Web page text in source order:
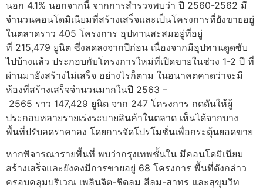
นอก 4.1% นอกจากนี้ จากการสำรวจพบว่า ปี 2560-2562 มี
จำนวนคอนโดมิเนียมที่สร้างเสร็จและเป็นโครงการที่ยังขายอยู่
ในตลาดราว 405 โครงการ อุปทานสะสมอยู่ที่อยู่
ที่ 215,479 ยูนิต ซึ่งลดลงจากปีก่อน เนื่องจากมีอุปทานดูดซับ
ไปบ้างแล้ว ประกอบกับโครงการใหม่ที่เปิดขายในช่วง 1-2 ปี ที่
ผ่านมายังสร้างไม่เสร็จ อย่างไรก็ตาม ในอนาคตคาดว่าจะมี
ห้องที่สร้างเสร็จจำนวนมากในปี 2563 –
2565 ราว 147,429 ยูนิต จาก 247 โครงการ กดดันให้ผู้
ประกอบหลายรายเร่งระบายสินค้าในตลาด เห็นได้จากบาง
พื้นที่ปรับลดราคาลง โดยการจัดโปรโมชั่นเพื่อกระตุ้นยอดขาย
หากพิจารณารายพื้นที่ พบว่ากรุงเทพชั้นใน มีคอนโดมิเนียม
สร้างเสร็จและยังคงมีการขายอยู่ 68 โครงการ พื้นที่ดังกล่าว
ครอบคลุมบริเวณ เพลินจิต-ชิดลม สีลม-สาทร และสุขุมวิท